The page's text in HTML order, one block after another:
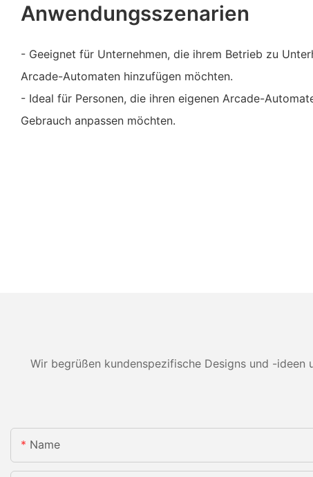
Anwendungsszenarien
- Geeignet für Unternehmen, die ihrem Betrieb zu
Arcade-Automaten hinzufügen möchten.
- Ideal für Personen, die ihren eigenen Arcade-
Gebrauch anpassen möchten.
Wir begrüßen kundenspezifische Designs und -
Name